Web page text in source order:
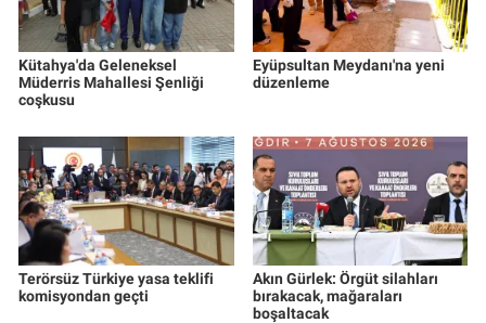
Kütahya'da Geleneksel
Müderris Mahallesi Şenliği
coşkusu
Eyüpsultan Meydanı'na yeni
düzenleme
Terörsüz Türkiye yasa teklifi
komisyondan geçti
Akın Gürlek: Örgüt silahları
bırakacak, mağaraları
boşaltacak